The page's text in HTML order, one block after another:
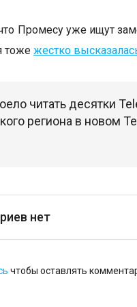
Промесу уже ищут
тоже жестко
читать десятки
региона в новом
нет
чтобы оставлять